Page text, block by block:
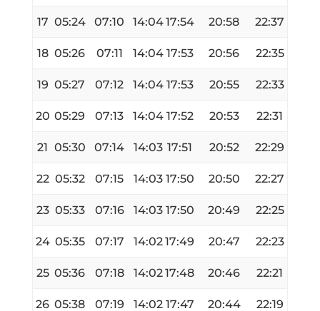
17 05:24 07:10 14:0417:54 20:58 22:37
18 05:26 07:11 14:04 17:53 20:56 22:35
19 05:27 07:12 14:04 17:53 20:55 22:33
20 05:29 07:13 14:04 17:52 20:53 22:31
21 05:30 07:14 14:03 17:51 20:52 22:29
22 05:32 07:15 14:03 17:50 20:50 22:27
23 05:33 07:16 14:03 17:50 20:49 22:25
24 05:35 07:17 14:0217:49 20:47 22:23
25 05:36 07:18 14:0217:48 20:46 22:21
26 05:38 07:19 14:02 17:47 20:44 22:19